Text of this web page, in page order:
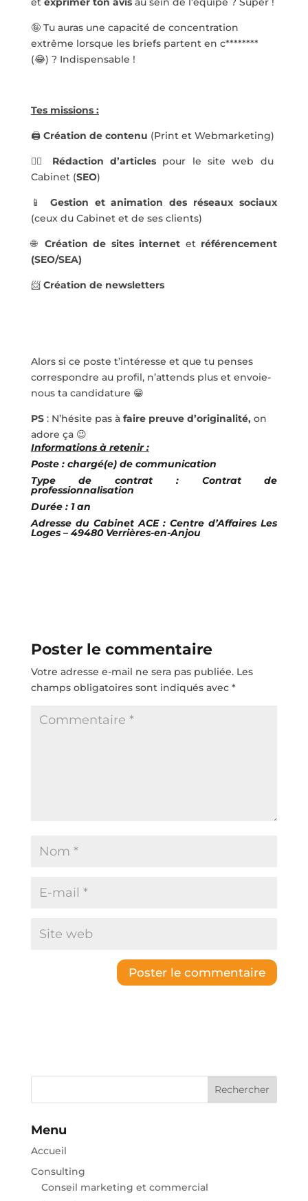
🤪 Tu auras une capacité de concentration
extrême lorsque les briefs partent en c********
(😂) ? Indispensable !
Tes missions :
🖨️ Création de contenu (Print et Webmarketing)
✍🏼 Rédaction d’articlespour le site web du
Cabinet (SEO)
📱
Gestion et animation des réseaux sociaux
(ceux du Cabinet et de ses clients)
🌐 Création de sites internet et référencement
(SEO/SEA)
📨Création de newsletters
Alors si ce poste t’intéresse et que tu penses
correspondre au profil, n’attends plus et envoie-
nous ta candidature 😁
PS: N’hésite pas à faire preuve d’originalité, on
adore ça 😉
Informations à retenir :
Poste : chargé(e) de communication
Type de contrat : Contrat de
professionnalisation
Durée : 1 an
Adresse du Cabinet ACE : Centre d’Affaires Les
Loges – 49480 Verrières-en-Anjou
Poster le commentaire
Votre adresse e-mail ne sera pas publiée. Les
champs obligatoires sont indiqués avec *
Rechercher
Menu
Accueil
Consulting
Conseil marketing et commercial